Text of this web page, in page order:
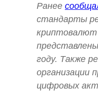
Ранее
стандарты
криптовалют
году. Также
организации
цифровых